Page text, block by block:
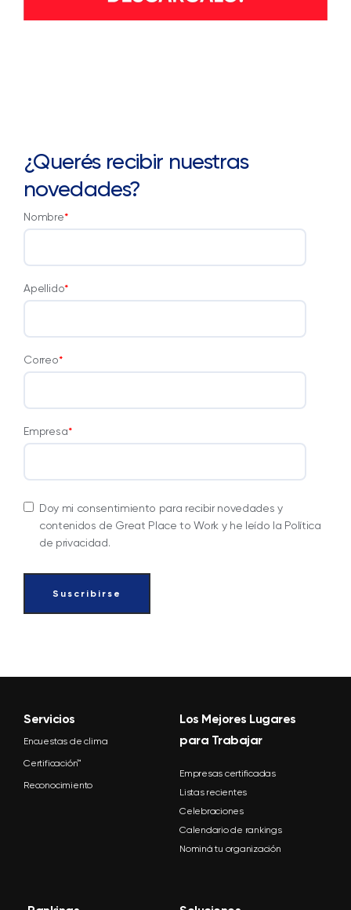
¿Querés recibir nuestras
novedades?
Nombre*
Apellido*
Correo*
Empresa*
Doy mi consentimiento para recibir novedades y
contenidos de Great Place to Work y he leído la Política
de privacidad.
Servicios
Encuestas de clima
Certificación™
Reconocimiento
Los Mejores Lugares
para Trabajar
Empresas certificadas
Listas recientes
Celebraciones
Calendario de rankings
Nominá tu organización